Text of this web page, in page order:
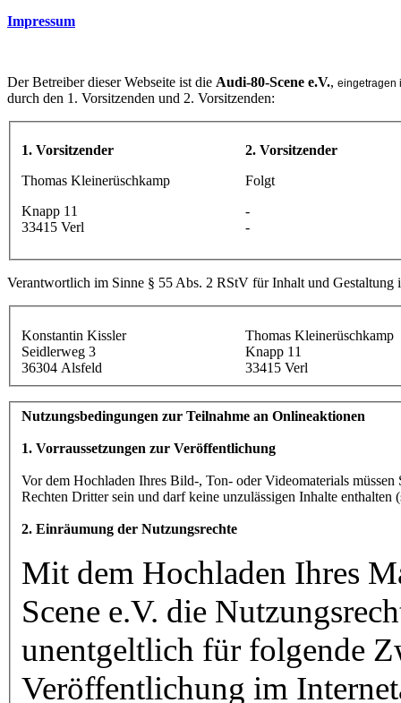
Impressum
Der Betreiber dieser Webseite ist die Audi-80-Scene e.V., eingetragen
durch den 1. Vorsitzenden und 2. Vorsitzenden:
1. Vorsitzender
Thomas Kleinerüschkamp
Knapp 11
33415 Verl
2. Vorsitzender
Folgt
-
-
Verantwortlich im Sinne § 55 Abs. 2 RStV für Inhalt und Gestaltung
Konstantin Kissler
Seidlerweg 3
36304 Alsfeld
Thomas Kleinerüschkamp
Knapp 11
33415 Verl
Nutzungsbedingungen zur Teilnahme an Onlineaktionen
1. Vorraussetzungen zur Veröffentlichung
Vor dem Hochladen Ihres Bild-, Ton- oder Videomaterials
Rechten Dritter sein und darf keine unzulässigen Inhalte enthalten
2. Einräumung der Nutzungsrechte
Mit dem Hochladen Ihres
Scene e.V. die
unentgeltlich für folgende
Veröffentlichung im